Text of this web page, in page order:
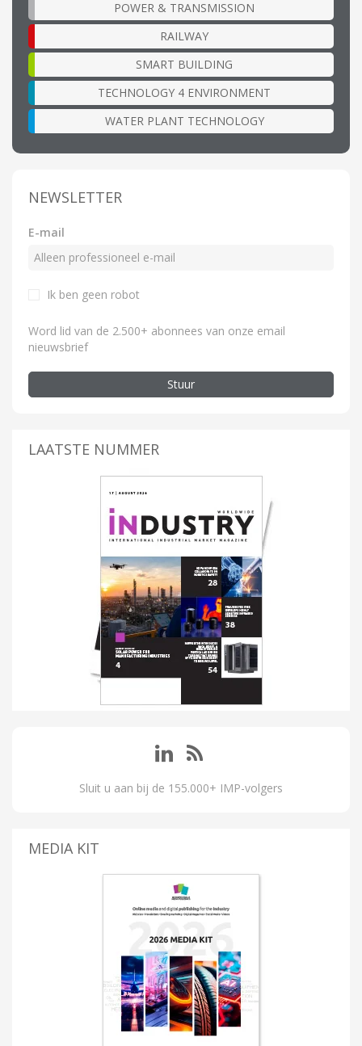
POWER & TRANSMISSION
RAILWAY
SMART BUILDING
TECHNOLOGY 4 ENVIRONMENT
WATER PLANT TECHNOLOGY
NEWSLETTER
E-mail
Ik ben geen robot
Word lid van de 2.500+ abonnees van onze email
nieuwsbrief
Stuur
LAATSTE NUMMER
Sluit u aan bij de 155.000+ IMP-volgers
MEDIA KIT